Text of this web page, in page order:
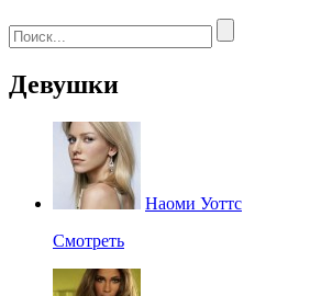
Девушки
Наоми Уоттс
Смотреть